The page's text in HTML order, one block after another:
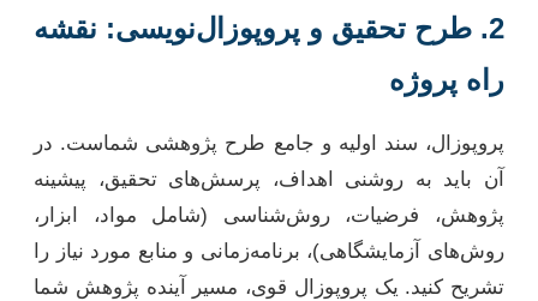
2. طرح تحقیق و پروپوزال‌نویسی: نقشه
راه پروژه
پروپوزال، سند اولیه و جامع طرح پژوهشی شماست. در
آن باید به روشنی اهداف، پرسش‌های تحقیق، پیشینه
پژوهش، فرضیات، روش‌شناسی (شامل مواد، ابزار،
روش‌های آزمایشگاهی)، برنامه‌زمانی و منابع مورد نیاز را
تشریح کنید. یک پروپوزال قوی، مسیر آینده پژوهش شما